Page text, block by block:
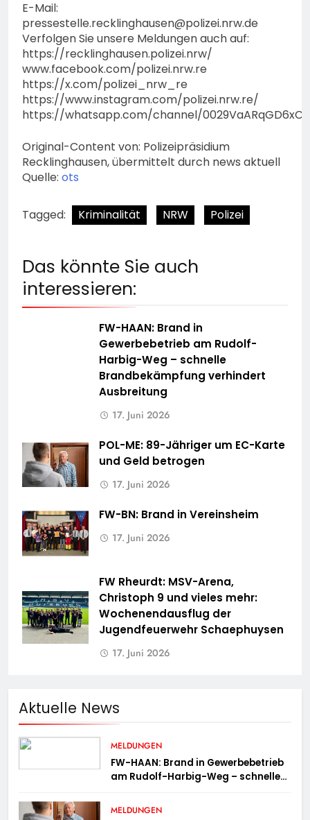
E-Mail:
pressestelle.recklinghausen@polizei.nrw.de
Verfolgen Sie unsere Meldungen auch auf:
https://recklinghausen.polizei.nrw/
www.facebook.com/polizei.nrw.re
https://x.com/polizei_nrw_re
https://www.instagram.com/polizei.nrw.re/
https://whatsapp.com/channel/
Original-Content von: Polizeipräsidium
Recklinghausen, übermittelt durch news aktuell
Quelle: ots
Tagged: Kriminalität NRW Polizei
Das könnte Sie auch
interessieren:
FW-HAAN: Brand in
Gewerbebetrieb am Rudolf-
Harbig-Weg – schnelle
Brandbekämpfung verhindert
Ausbreitung
17. Juni 2026
POL-ME: 89-Jähriger um EC-Karte
und Geld betrogen
17. Juni 2026
FW-BN: Brand in Vereinsheim
17. Juni 2026
FW Rheurdt: MSV-Arena,
Christoph 9 und vieles mehr:
Wochenendausflug der
Jugendfeuerwehr Schaephuysen
17. Juni 2026
Aktuelle News
MELDUNGEN
FW-HAAN: Brand in Gewerbebetrieb
am Rudolf-Harbig-Weg – schnelle
Ausbreitung
MELDUNGEN